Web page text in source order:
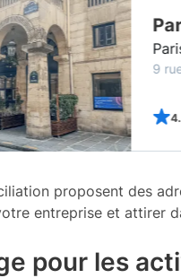
Paris
Paris 2
9 rue des
4.99
proposent des
entreprise et attirer
pour les